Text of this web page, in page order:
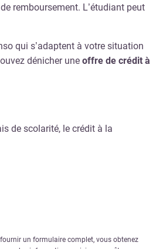
remboursement. L’étudiant peut
qui s’adaptent à votre situation
dénicher une offre de crédit à
de scolarité, le crédit à la
un formulaire complet, vous obtenez